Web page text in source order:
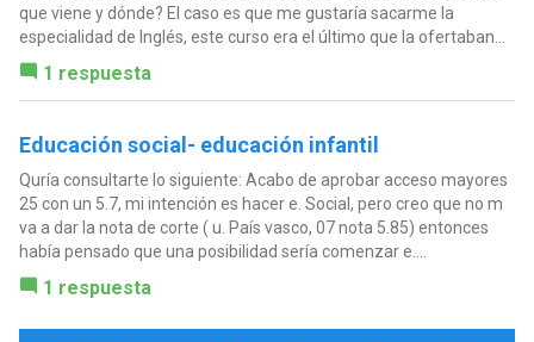
que viene y dónde? El caso es que me gustaría sacarme la
especialidad de Inglés, este curso era el último que la ofertaban...
1 respuesta
Educación social- educación infantil
Quría consultarte lo siguiente: Acabo de aprobar acceso mayores
25 con un 5.7, mi intención es hacer e. Social, pero creo que no m
va a dar la nota de corte ( u. País vasco, 07 nota 5.85) entonces
había pensado que una posibilidad sería comenzar e....
1 respuesta